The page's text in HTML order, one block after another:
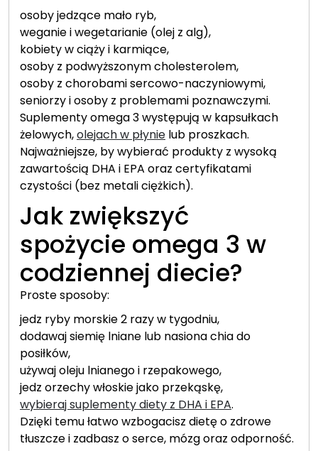
osoby jedzące mało ryb,
weganie i wegetarianie (olej z alg),
kobiety w ciąży i karmiące,
osoby z podwyższonym cholesterolem,
osoby z chorobami sercowo-naczyniowymi,
seniorzy i osoby z problemami poznawczymi.
Suplementy omega 3 występują w kapsułkach
żelowych,olejach w płynie lub proszkach.
Najważniejsze, by wybierać produkty z wysoką
zawartością DHA i EPA oraz certyfikatami
czystości (bez metali ciężkich).
Jak zwiększyć
spożycie omega 3 w
codziennej diecie?
Proste sposoby:
jedz ryby morskie 2 razy w tygodniu,
dodawaj siemię lniane lub nasiona chia do
posiłków,
używaj oleju lnianego i rzepakowego,
jedz orzechy włoskie jako przekąskę,
wybieraj suplementy diety z DHA i EPA.
Dzięki temu łatwo wzbogacisz dietę o zdrowe
tłuszcze i zadbasz o serce, mózg oraz odporność.